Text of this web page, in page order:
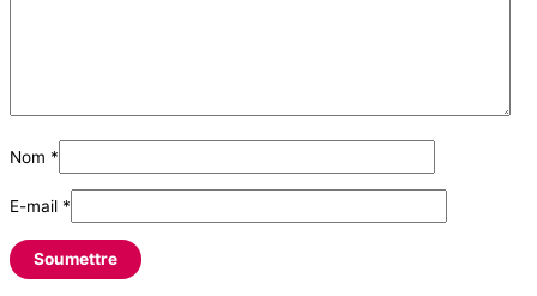
Nom *
E-mail *